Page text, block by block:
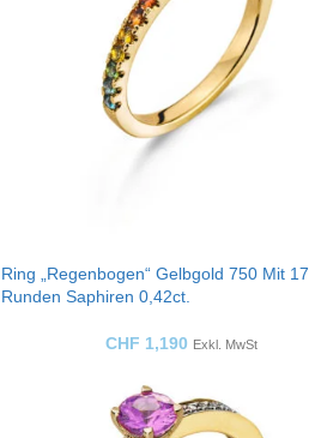
Ring „Regenbogen“ Gelbgold 750 Mit 17
Runden Saphiren 0,42ct.
CHF 1,190 Exkl. MwSt